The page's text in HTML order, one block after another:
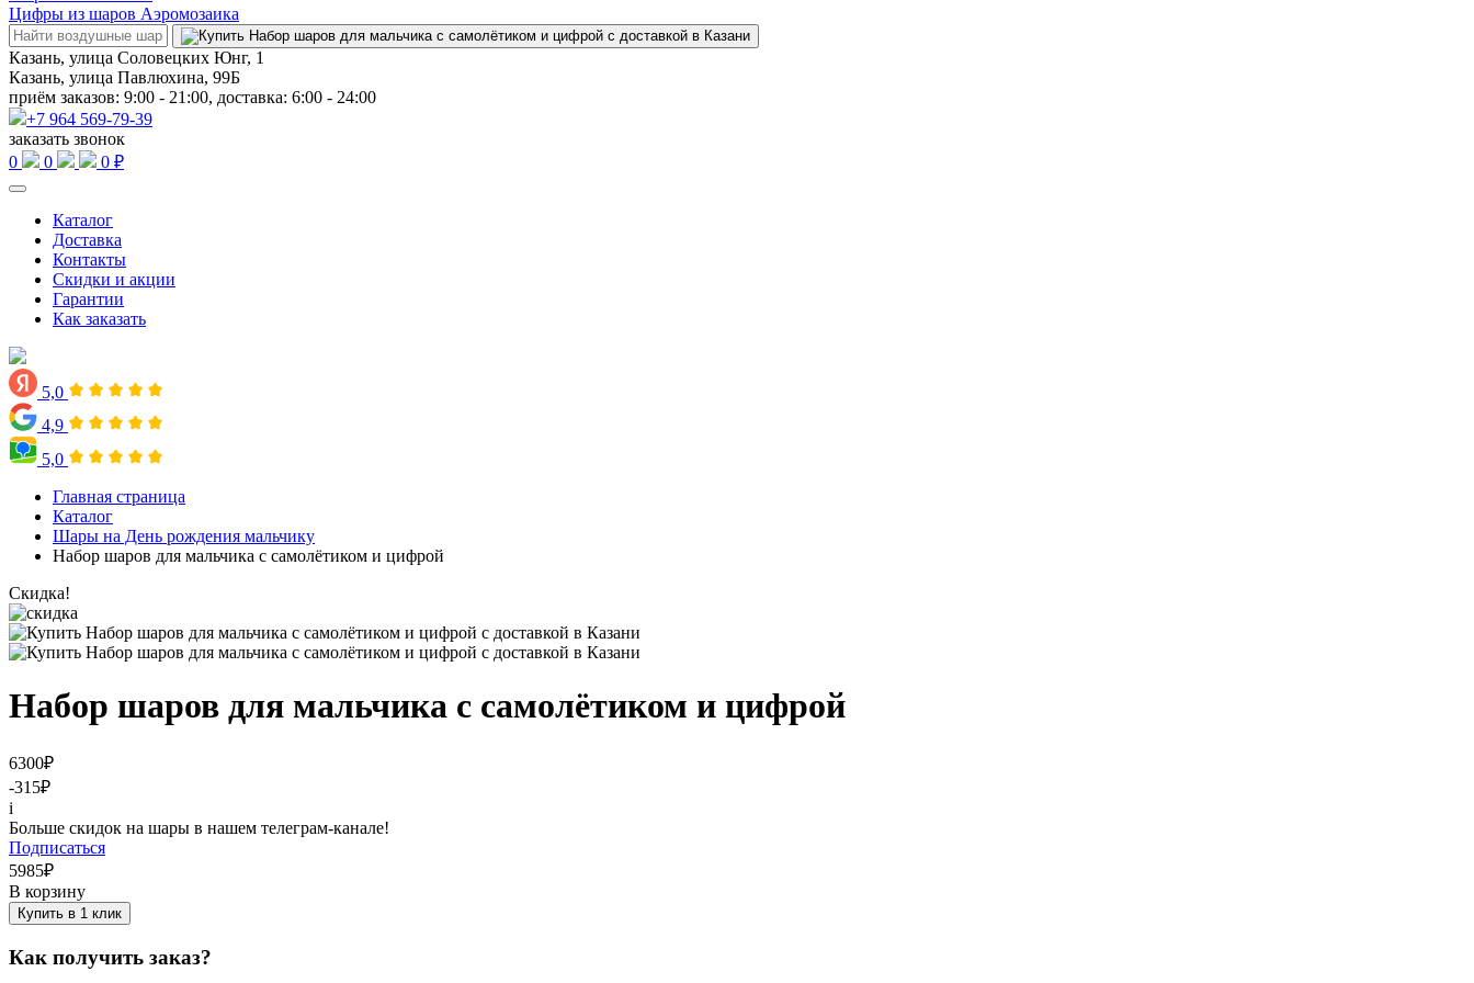
Цифры из шаров Аэромозаика
Казань, улица Соловецких Юнг, 1
Казань, улица Павлюхина, 99Б
приём заказов: 9:00 - 21:00, доставка: 6:00 - 24:00
+7 964 569-79-39
заказать звонок
0
0 0 ₽
Каталог
Доставка
Контакты
Скидки и акции
Гарантии
Как заказать
5,0
4,9
5,0
Главная страница
Каталог
Шары на День рождения мальчику
Набор шаров для мальчика с самолётиком и цифрой
Скидка!
Набор шаров для мальчика с самолётиком и цифрой
6300₽
-315₽
i
Больше скидок на шары в нашем телеграм-канале!
Подписаться
5985₽
В корзину
Купить в 1 клик
Как получить заказ?